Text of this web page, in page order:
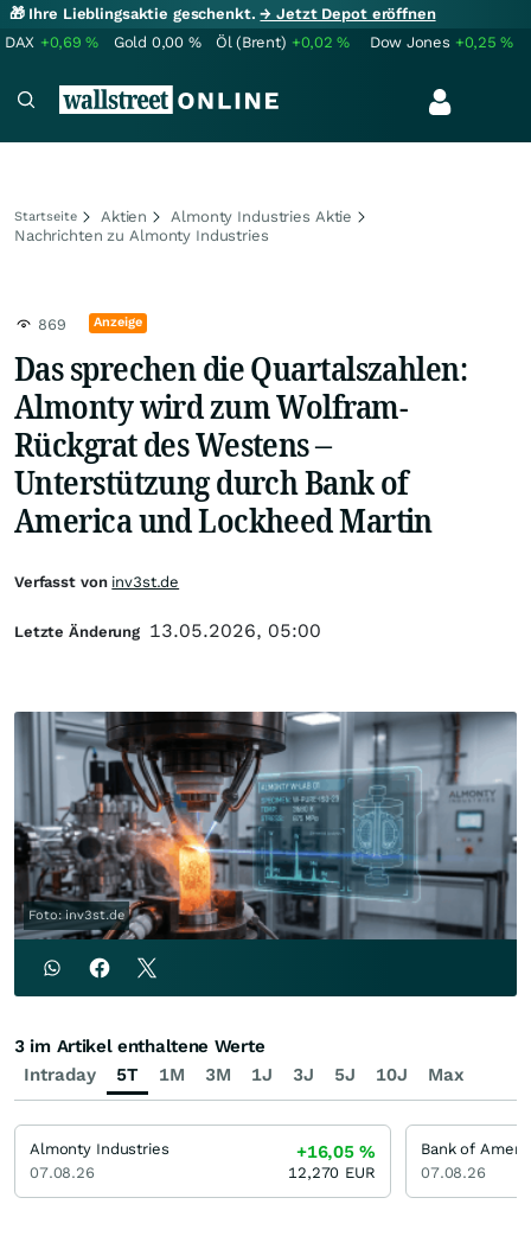
🎁 Ihre Lieblingsaktie geschenkt.→ Jetzt Depot eröffnen
DAX +0,69% Gold 0,00 % Öl (Brent) +0,02% Dow Jones +0,25%
Startseite Aktien
Almonty Industries Aktie
Nachrichten zu Almonty Industries
869 Anzeige
Das sprechen die Quartalszahlen:
Almonty wird zum Wolfram-
Rückgrat des Westens –
Unterstützung durch Bank of
America und Lockheed Martin
Foto: inv3st.de
Verfasst von inv3st.de
Letzte Änderung 13.05.2026, 05:00
Intraday 5T 1M 3M 1J 3J 5J 10J Max
3 im Artikel enthaltene Werte
Almonty Industries
07.08.26
+16,05%
12,270 EUR
Bank of
07.08.26